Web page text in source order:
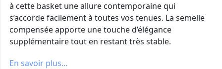
à cette basket une allure contemporaine qui
s’accorde facilement à toutes vos tenues. La semelle
compensée apporte une touche d’élégance
supplémentaire tout en restant très stable.
En savoir plus…